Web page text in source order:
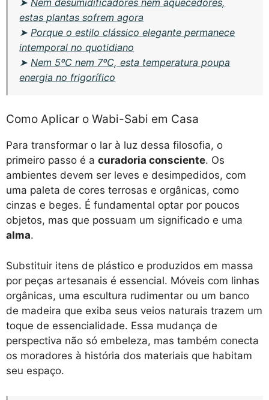
estas plantas sofrem agora
➤ Porque o estilo clássico elegante permanece
intemporal no quotidiano
➤ Nem 5ºC nem 7ºC, esta temperatura poupa
energia no frigorífico
Como Aplicar o Wabi-Sabi em Casa
Para transformar o lar à luz dessa filosofia, o
primeiro passo é a curadoria consciente. Os
ambientes devem ser leves e desimpedidos, com
uma paleta de cores terrosas e orgânicas, como
cinzas e beges. É fundamental optar por poucos
objetos, mas que possuam um significado e uma
alma.
Substituir itens de plástico e produzidos em massa
por peças artesanais é essencial. Móveis com linhas
orgânicas, uma escultura rudimentar ou um banco
de madeira que exiba seus veios naturais trazem um
toque de essencialidade. Essa mudança de
perspectiva não só embeleza, mas também conecta
os moradores à história dos materiais que habitam
seu espaço.